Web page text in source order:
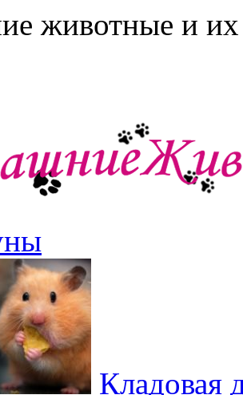
животные и их
Кладовая